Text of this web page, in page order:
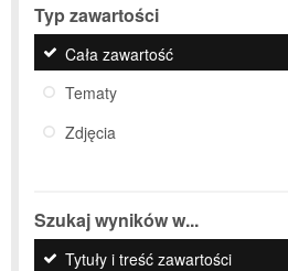
Typ zawartości
Cała zawartość
Tematy
Zdjęcia
Szukaj wyników w...
Tytuły i treść zawartości